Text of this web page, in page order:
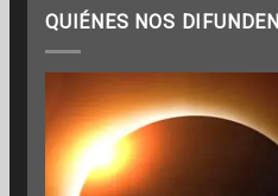
QUIÉNES NOS DIFUNDEN